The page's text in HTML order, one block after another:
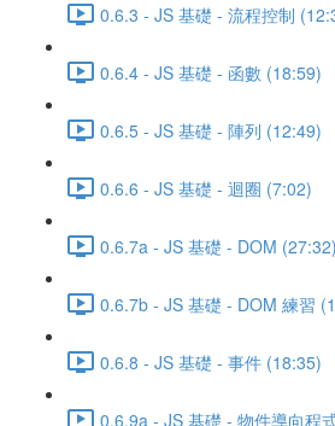
0.6.3 - JS 基礎 - 流程控制
0.6.4 - JS 基礎 - 函數 (18:59)
0.6.5 - JS 基礎 - 陣列 (12:49)
0.6.6 - JS 基礎 - 迴圈 (7:02)
0.6.7a - JS 基礎 - DOM (27:32)
0.6.7b - JS 基礎 - DOM 練習
0.6.8 - JS 基礎 - 事件 (18:35)
0.6.9a - JS 基礎 - 物件導向程